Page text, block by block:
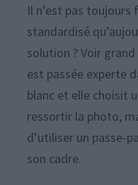
Il n’est pas
standardisé
solution ? Voir
est passée experte
blanc et elle choisit
ressortir la photo,
d’utiliser un passe-
son cadre.